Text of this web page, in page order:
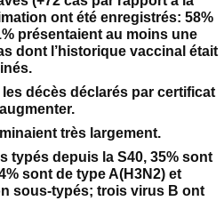
ont été enregistrés: 58%
présentaient au moins une
dont l’historique vaccinal était
décès déclarés par certificat
très largement.
typés depuis la S40, 35% sont
sont de type A(H3N2) et
sous-typés; trois virus B ont